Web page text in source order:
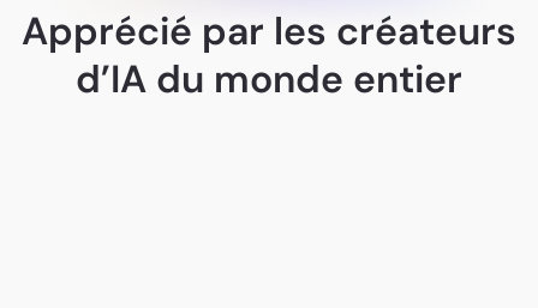
Apprécié par les créateurs
d’IA du monde entier